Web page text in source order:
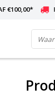
€100,00*